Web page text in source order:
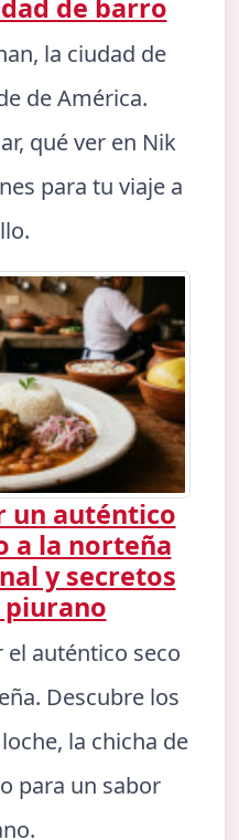
de barro
la ciudad de
de América.
qué ver en Nik
para tu viaje a
un auténtico
a la norteña
y secretos
auténtico seco
Descubre los
la chicha de
para un sabor